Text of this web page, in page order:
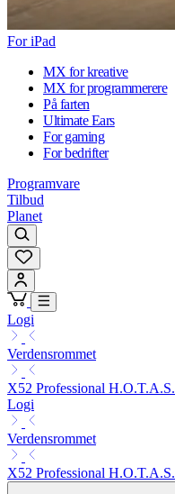
For iPad
MX for kreative
MX for programmerere
På farten
Ultimate Ears
For gaming
For bedrifter
Programvare
Tilbud
Planet
Logi
Verdensrommet
X52 Professional H.O.T.A.S.
Logi
Verdensrommet
X52 Professional H.O.T.A.S.